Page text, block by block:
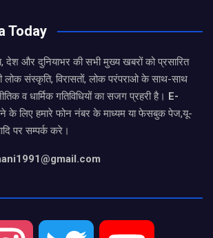
Today
देश और दुनियाभर की सभी मुख्य खबरों को प्रसारित
लोक संस्कृति, विरासतों, लोक परंपराओ के साथ-साथ
व धार्मिक गतिविधियों का सजग प्रहरी है। E-
के लिए हमारे फोन नंबर के माध्यम या फेसबुक पेज,यू-
पर सम्पर्क करे।